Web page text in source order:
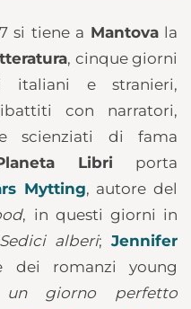
si tiene a Mantovala
, cinque giorni
e stranieri,
con narratori,
scienziati di fama
Libri porta
Mytting, autore del
, in questi giorni in
Sedici alberi;Jennifer
dei romanzi young
un giorno perfetto